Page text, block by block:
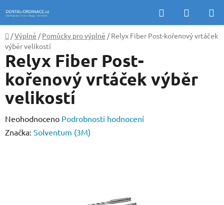
na
obsah
Hledat
KOŠÍK
Domů
/Výplně / Pomůcky pro výplně / Relyx Fiber Post-kořenový vrtáček
výběr velikostí
Relyx Fiber Post-
kořenový vrtáček výběr
velikostí
Průměrné
hodnocení
Neohodnoceno Podrobnosti hodnocení
Značka: Solventum (3M)